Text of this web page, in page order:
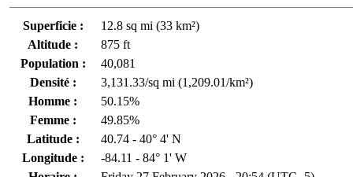
Superficie :
12.8 sq mi (33 km²)
Altitude :
875 ft
Population :
40,081
Densité :
3,131.33/sq mi (1,209.01/km²)
Homme :
50.15%
Femme :
49.85%
Latitude :
40.74 - 40° 4' N
Longitude :
-84.11 - 84° 1' W